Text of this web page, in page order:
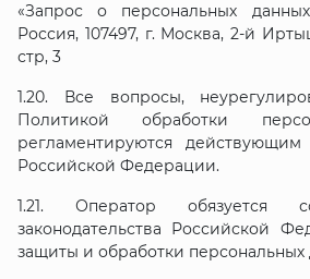
«Запрос о персональных
Россия, 107497, г. Москва, 2-й
стр, 3
1.20. Все вопросы,
Политикой обработки
регламентируются действующим
Российской Федерации.
1.21. Оператор обязуется
законодательства Российской
защиты и обработки персональных